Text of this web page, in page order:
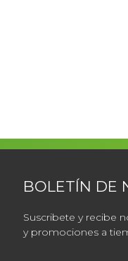
BOLETÍN DE
Suscribete y recibe
y promociones a